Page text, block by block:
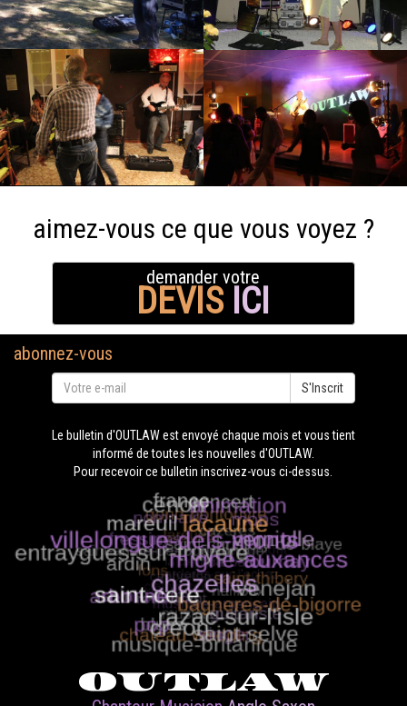
aimez-vous ce que vous voyez ?
demander votre
DEVIS ICI
abonnez-vous
S'Inscrit
Le bulletin d'OUTLAW est envoyé chaque mois et vous tient
informé de toutes les nouvelles d'OUTLAW.
Pour recevoir ce bulletin inscrivez-vous ci-dessus.
OUTLAW